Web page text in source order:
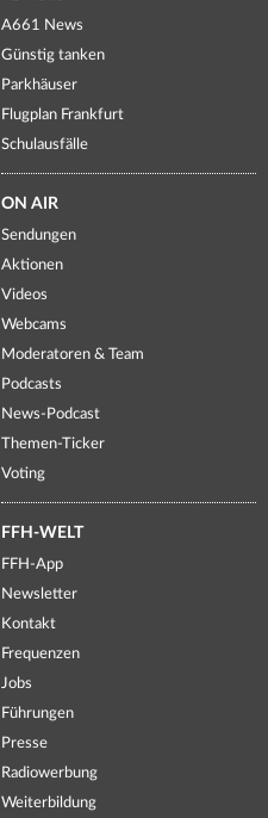
A661 News
Günstig tanken
Parkhäuser
Flugplan Frankfurt
Schulausfälle
ON AIR
Sendungen
Aktionen
Videos
Webcams
Moderatoren & Team
Podcasts
News-Podcast
Themen-Ticker
Voting
FFH-WELT
FFH-App
Newsletter
Kontakt
Frequenzen
Jobs
Führungen
Presse
Radiowerbung
Weiterbildung